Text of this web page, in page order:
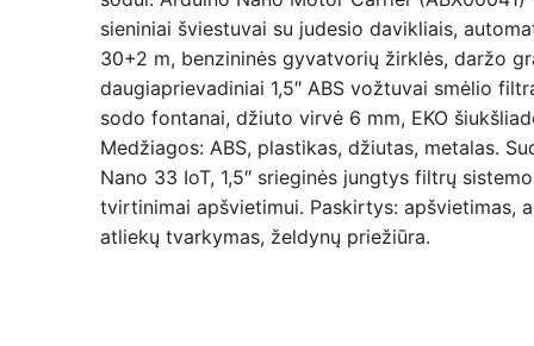
sieniniai šviestuvai su judesio davikliais,
30+2 m, benzininės gyvatvorių žirklės, daržo
daugiaprievadiniai 1,5″ ABS vožtuvai smėlio
sodo fontanai, džiuto virvė 6 mm, EKO
Medžiagos: ABS, plastikas, džiutas, metalas.
Nano 33 IoT, 1,5″ srieginės jungtys filtrų
tvirtinimai apšvietimui. Paskirtys: apšvietimas,
atliekų tvarkymas, želdynų priežiūra.